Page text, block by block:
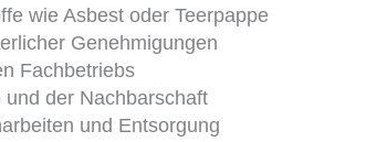
wie Asbest oder Teerpappe
Genehmigungen
Fachbetriebs
der Nachbarschaft
und Entsorgung